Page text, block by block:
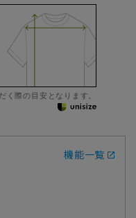
く際の目安となります。
機能一覧